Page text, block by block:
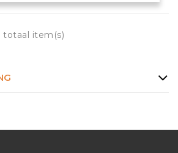
totaal item(s)